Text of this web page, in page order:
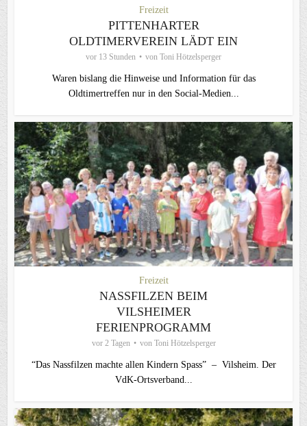
Freizeit
PITTENHARTER
OLDTIMERVEREIN LÄDT EIN
vor 13 Stunden von Toni Hötzelsperger
Waren bislang die Hinweise und Information für das
Oldtimertreffen nur in den Social-Medien...
Freizeit
NASSFILZEN BEIM
VILSHEIMER
FERIENPROGRAMM
vor 2 Tagen von Toni Hötzelsperger
“Das Nassfilzen machte allen Kindern Spass” – Vilsheim. Der
VdK-Ortsverband...